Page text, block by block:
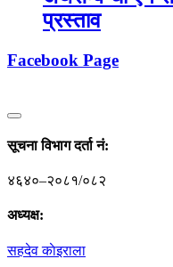
प्रस्ताव
Facebook Page
सूचना विभाग दर्ता नं‍:
४६४०–२०८१/०८२
अध्यक्ष:
सहदेव काेइराला